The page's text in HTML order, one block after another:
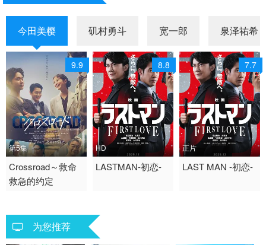
今田美樱 矶村勇斗 宽一郎 泉泽祐希
9.9
第5集
2026 / 日本 / 日语
剧情 日剧
Crossroad～救命
救急的约定
8.8
HD
2025 / 日本 / 日语
LASTMAN-初恋-
7.7
正片
2025 / 日本 / 日语
LAST MAN -初恋-
为您推荐